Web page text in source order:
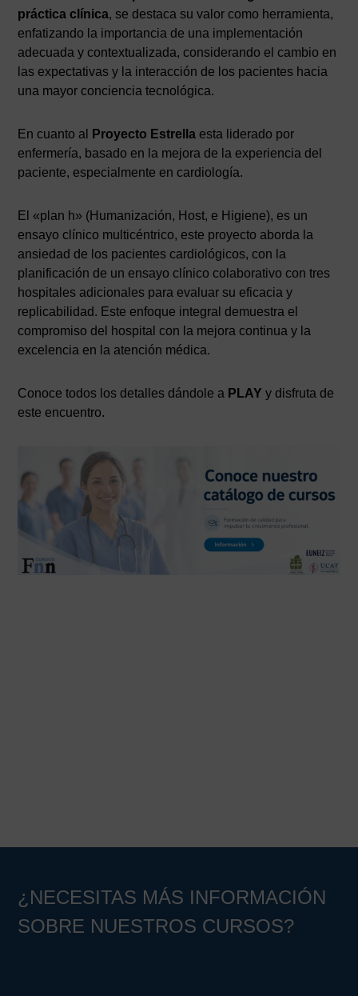
práctica clínica, se destaca su valor como herramienta,
enfatizando la importancia de una implementación
adecuada y contextualizada, considerando el cambio en
las expectativas y la interacción de los pacientes hacia
una mayor conciencia tecnológica.
En cuanto al Proyecto Estrella esta liderado por
enfermería, basado en la mejora de la experiencia del
paciente, especialmente en cardiología.
El «plan h» (Humanización, Host, e Higiene), es un
ensayo clínico multicéntrico, este proyecto aborda la
ansiedad de los pacientes cardiológicos, con la
planificación de un ensayo clínico colaborativo con tres
hospitales adicionales para evaluar su eficacia y
replicabilidad. Este enfoque integral demuestra el
compromiso del hospital con la mejora continua y la
excelencia en la atención médica.
Conoce todos los detalles dándole a PLAY y disfruta de
este encuentro.
¿NECESITAS MÁS INFORMACIÓN
SOBRE NUESTROS CURSOS?